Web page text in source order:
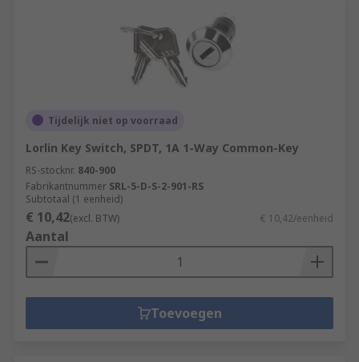
Tijdelijk niet op voorraad
Lorlin Key Switch, SPDT, 1A 1-Way Common-Key
RS-stocknr. 840-900
Fabrikantnummer SRL-5-D-S-2-901-RS
Subtotaal (1 eenheid)
€ 10,42(excl. BTW) € 10,42/eenheid
Aantal
Toevoegen